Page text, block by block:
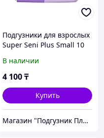
Подгузники для взрослых
Super Seni Plus Small 10
В наличии
4 100₸
Купить
Магазин "Подгузник Плюс"